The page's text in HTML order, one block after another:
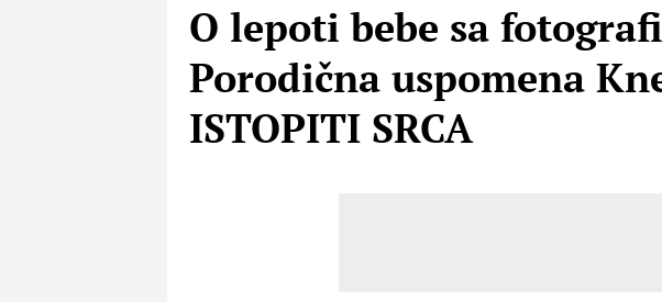
O lepoti bebe sa
Porodična uspomena
ISTOPITI SRCA